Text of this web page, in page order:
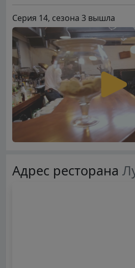
Серия 14, сезона 3 вышла
Адрес ресторана